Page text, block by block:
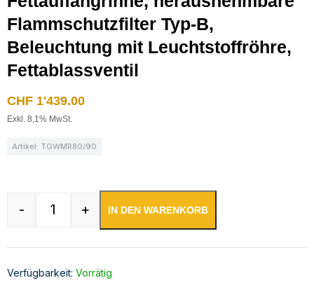
Flammschutzfilter Typ-B,
Beleuchtung mit Leuchtstoffröhre,
Fettablassventil
CHF 1'439.00
Exkl. 8,1% MwSt.
Artikel: TGWMR80/90
Wandhaube Edelstahl inklusive eingebautem
- + IN DEN WARENKORB
Verfügbarkeit: Vorrätig